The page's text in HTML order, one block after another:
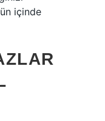
içinde